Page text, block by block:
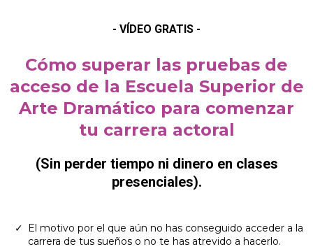
- VÍDEO GRATIS -
Cómo superar las pruebas de
acceso de la Escuela Superior de
Arte Dramático para comenzar
tu carrera actoral
(Sin perder tiempo ni dinero en clases
presenciales).
El motivo por el que aún no has conseguido acceder a la
carrera de tus sueños o no te has atrevido a hacerlo.